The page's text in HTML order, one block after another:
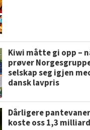
Kiwi måtte gi opp –
prøver
selskap seg igjen
dansk lavpris
Dårligere
koste oss 1,3